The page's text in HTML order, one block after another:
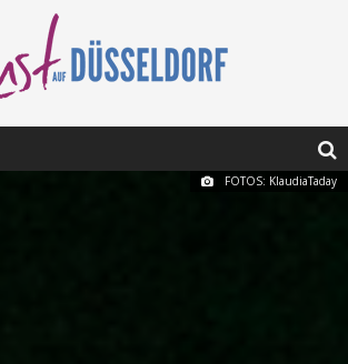
FOTOS: KlaudiaTaday